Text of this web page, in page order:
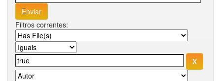
Filtros correntes: